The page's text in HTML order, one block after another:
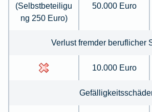
(Selbstbeteiligu
ng 250 Euro)
50.000 Euro
Verlust fremder beruflicher
10.000 Euro